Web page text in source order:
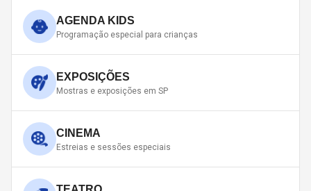
AGENDA KIDS
Programação especial para crianças
EXPOSIÇÕES
Mostras e exposições em SP
CINEMA
Estreias e sessões especiais